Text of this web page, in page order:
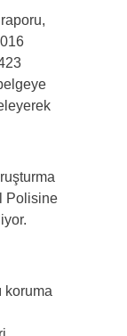
Polisine
koruma